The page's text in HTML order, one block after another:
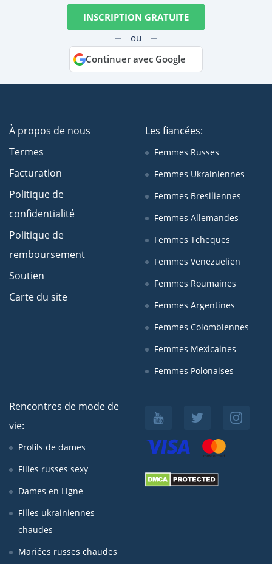
INSCRIPTION GRATUITE
ou
Continuer avec Google
À propos de nous
Termes
Facturation
Politique de
confidentialité
Politique de
remboursement
Soutien
Carte du site
Les fiancées:
Femmes Russes
Femmes Ukrainiennes
Femmes Bresiliennes
Femmes Allemandes
Femmes Tcheques
Femmes Venezuelien
Femmes Roumaines
Femmes Argentines
Femmes Colombiennes
Femmes Mexicaines
Femmes Polonaises
Rencontres de mode de
vie:
Profils de dames
Filles russes sexy
Dames en Ligne
Filles ukrainiennes
chaudes
Mariées russes chaudes